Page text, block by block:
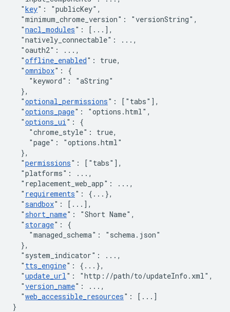
"key" : "publicKey" ,
"minimum_chrome_version" : "versionString" ,
"nacl_modules" : [ ... ] ,
"natively_connectable" : ... ,
"oauth2" : ... ,
"offline_enabled" : true,
"omnibox" :
{
"keyword" :
"aString"
},
"optional_permissions" : [ "tabs" ] ,
"options_page" : "options.html" ,
"options_ui" :
{
"chrome_style" : true,
"page" :
"options.html"
},
"permissions" : [ "tabs" ] ,
"platforms" : ... ,
"replacement_web_app" : ... ,
" requirements" : { ... },
"sandbox" : [ ... ] ,
"short_name" : "Short Name" ,
"storage" :
{
"managed_schema" :
"schema.json"
},
"system_indicator" : ... ,
" tts_engine" : { ... },
"update_url" : "http://path/to/updateInfo.xml" ,
"version_name" : ... ,
"web_accessible_resources" : [ ... ]
}